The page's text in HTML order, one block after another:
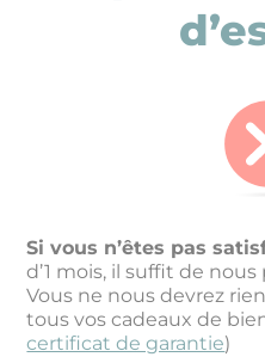
Si vous n’êtes pas
d’1 mois, il suffit de
Vous ne nous devrez
tous vos cadeaux de
certificat de garantie)